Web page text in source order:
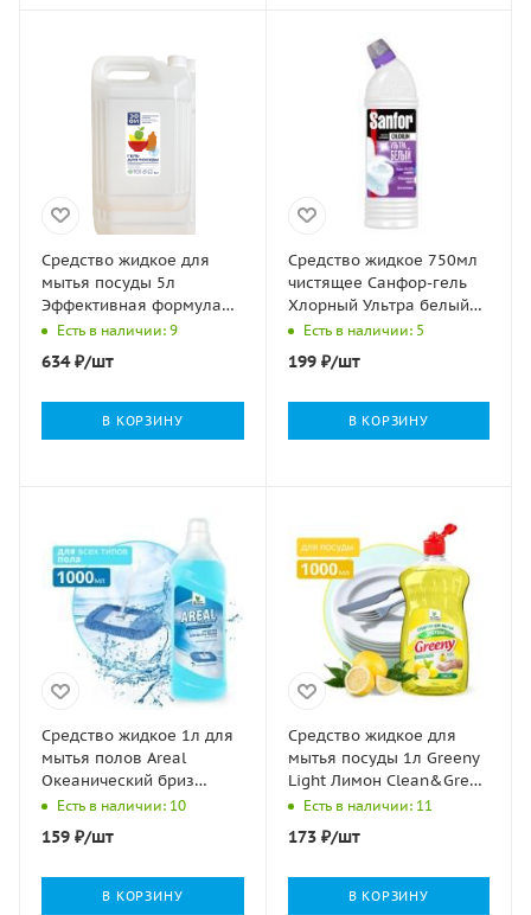
Средство жидкое для
мытья посуды 5л
Эффективная формула
ЭФФИ (эксперт 1000) 1/4
Есть в наличии: 9
634₽/шт
В КОРЗИНУ
Средство жидкое 750мл
чистящее Санфор-гель
Хлорный Ультра белый
1/15Есть в наличии: 5
199₽/шт
В КОРЗИНУ
Средство жидкое 1л для
мытья полов Areal
Океанический бриз
концентрат Clean&Green
Есть в наличии: 10
159 ₽/шт
В КОРЗИНУ
Средство жидкое для
мытья посуды 1л Greeny
Light Лимон Clean&Green
1/8Есть в наличии: 11
173₽/шт
В КОРЗИНУ